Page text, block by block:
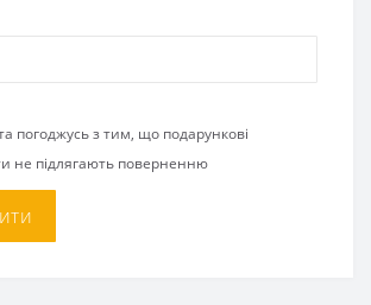
погоджусь з тим, що подарункові
не підлягають поверненню